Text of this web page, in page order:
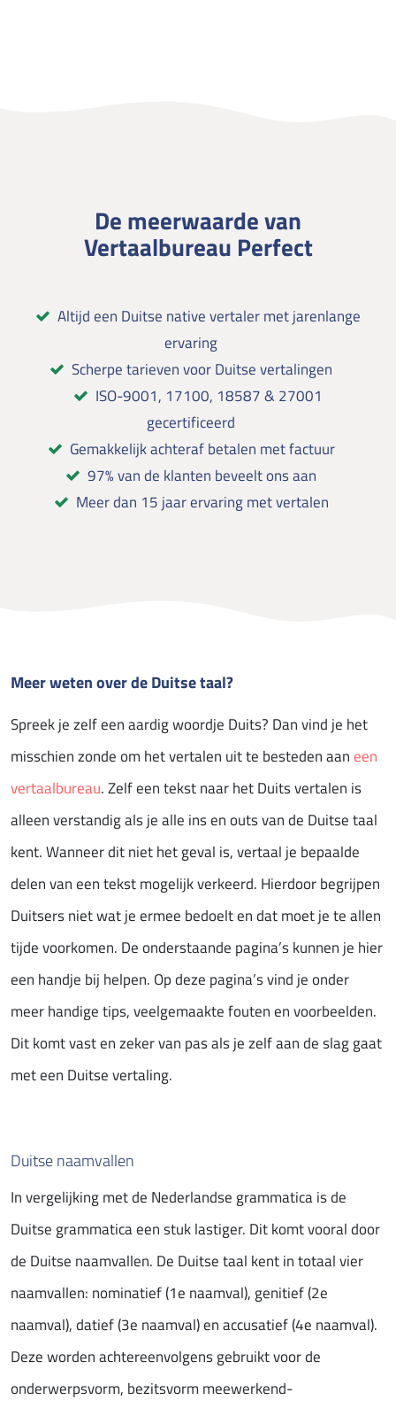
De meerwaarde van
Vertaalbureau Perfect
Altijd een Duitse native vertaler met jarenlange
ervaring
Scherpe tarieven voor Duitse vertalingen
ISO-9001, 17100, 18587 & 27001
gecertificeerd
Gemakkelijk achteraf betalen met factuur
97% van de klanten beveelt ons aan
Meer dan 15 jaar ervaring met vertalen
Meer weten over de Duitse taal?
Spreek je zelf een aardig woordje Duits? Dan vind je het
misschien zonde om het vertalen uit te besteden aan een
vertaalbureau. Zelf een tekst naar het Duits vertalen is
alleen verstandig als je alle ins en outs van de Duitse taal
kent. Wanneer dit niet het geval is, vertaal je bepaalde
delen van een tekst mogelijk verkeerd. Hierdoor begrijpen
Duitsers niet wat je ermee bedoelt en dat moet je te allen
tijde voorkomen. De onderstaande pagina’s kunnen je hier
een handje bij helpen. Op deze pagina’s vind je onder
meer handige tips, veelgemaakte fouten en voorbeelden.
Dit komt vast en zeker van pas als je zelf aan de slag gaat
met een Duitse vertaling.
Duitse naamvallen
In vergelijking met de Nederlandse grammatica is de
Duitse grammatica een stuk lastiger. Dit komt vooral door
de Duitse naamvallen. De Duitse taal kent in totaal vier
naamvallen: nominatief (1e naamval), genitief (2e
naamval), datief (3e naamval) en accusatief (4e naamval).
Deze worden achtereenvolgens gebruikt voor de
onderwerpsvorm, bezitsvorm meewerkend-